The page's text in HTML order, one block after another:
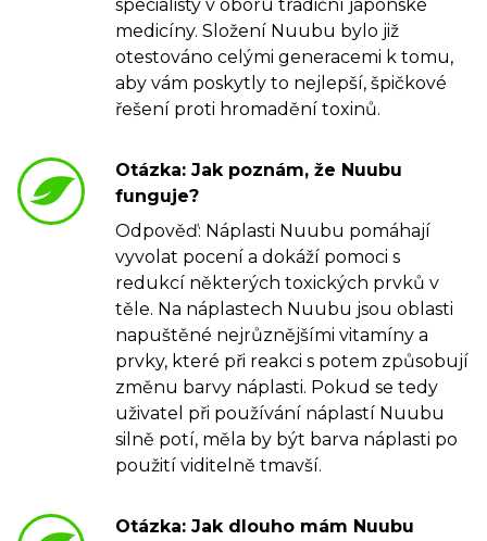
specialisty v oboru tradiční japonské
medicíny. Složení Nuubu bylo již
otestováno celými generacemi k tomu,
aby vám poskytly to nejlepší, špičkové
řešení proti hromadění toxinů.
Otázka: Jak poznám, že Nuubu
funguje?
Odpověď: Náplasti Nuubu pomáhají
vyvolat pocení a dokáží pomoci s
redukcí některých toxických prvků v
těle. Na náplastech Nuubu jsou oblasti
napuštěné nejrůznějšími vitamíny a
prvky, které při reakci s potem způsobují
změnu barvy náplasti. Pokud se tedy
uživatel při používání náplastí Nuubu
silně potí, měla by být barva náplasti po
použití viditelně tmavší.
Otázka: Jak dlouho mám Nuubu